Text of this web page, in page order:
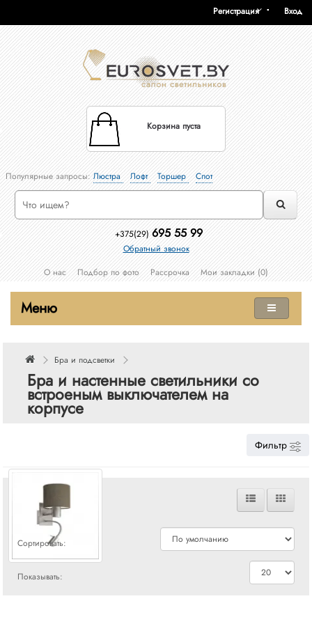
Вход
Регистрация
Корзина пуста
Популярные запросы:Люстра Лофт Торшер Спот
+375(29) 695 55 99
Обратный звонок
О нас
Подбор по фото Рассрочка Мои закладки (0)
Меню
Бра и подсветки
Бра и настенные светильники со
встроеным выключателем на
корпусе
Фильтр
Сортировать:
Показывать: